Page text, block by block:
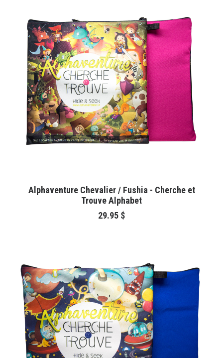
AJOUTER AU PANIER
Alphaventure Chevalier / Fushia - Cherche et
Trouve Alphabet
29.95 $